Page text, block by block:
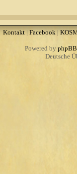
Kontakt|Facebook|
Powered by phpBB
Deutsche